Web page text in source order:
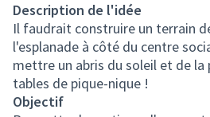
Description de l'idée
Il faudrait construire un terrain
l'esplanade à côté du centre
mettre un abris du soleil et de la
tables de pique-nique !
Objectif